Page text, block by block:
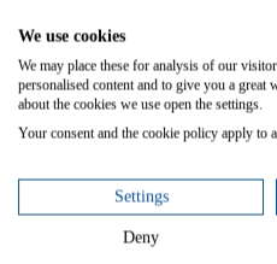
Fordern Sie einfache und
über den Service Shop an
Legen Sie einen
einfachen und komplexen
mit Shop-Parametern für
Arbeiten mit Aufgaben in
We use cookies
We may place these for analysis of our
personalised content and to give you a
about the cookies we use open the settings.
Your consent and the cookie policy apply
Settings
Deny